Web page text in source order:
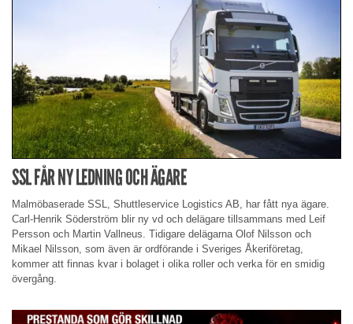
SSL FÅR NY LEDNING OCH ÄGARE
Malmöbaserade SSL, Shuttleservice Logistics AB, har fått nya ägare.
Carl-Henrik Söderström blir ny vd och delägare tillsammans med Leif
Persson och Martin Vallneus. Tidigare delägarna Olof Nilsson och
Mikael Nilsson, som även är ordförande i Sveriges Åkeriföretag,
kommer att finnas kvar i bolaget i olika roller och verka för en smidig
övergång.